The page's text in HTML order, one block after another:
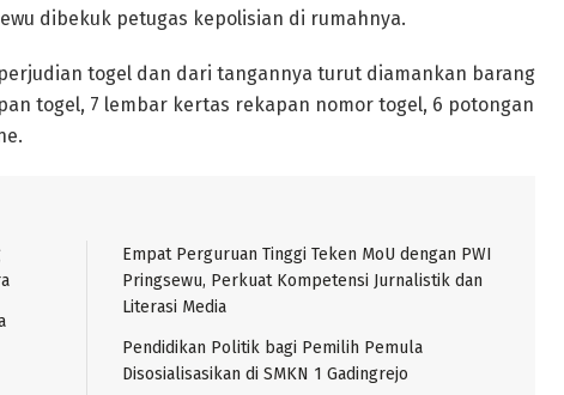
dibekuk petugas kepolisian di rumahnya.
togel dan dari tangannya turut diamankan barang
togel, 7 lembar kertas rekapan nomor togel, 6 potongan
Empat Perguruan Tinggi Teken MoU dengan PWI
Pringsewu, Perkuat Kompetensi Jurnalistik dan
Literasi Media
Pendidikan Politik bagi Pemilih Pemula
Disosialisasikan di SMKN 1 Gadingrejo